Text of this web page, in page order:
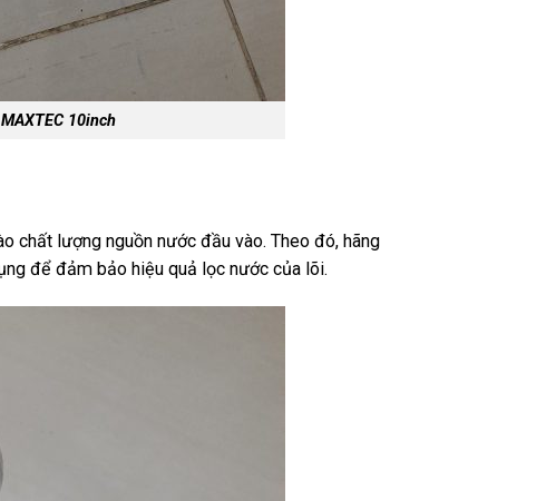
10inch
chất lượng nguồn nước đầu vào. Theo đó, hãng
để đảm bảo hiệu quả lọc nước của lõi.